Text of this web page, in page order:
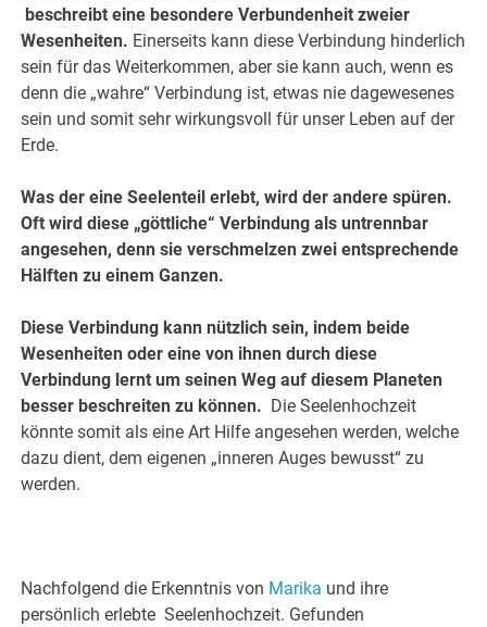
beschreibt eine besondere Verbundenheit zweier
Wesenheiten. Einerseits kann diese Verbindung hinderlich
sein für das Weiterkommen, aber sie kann auch, wenn es
denn die „wahre“ Verbindung ist, etwas nie dagewesenes
sein und somit sehr wirkungsvoll für unser Leben auf der
Erde.
Was der eine Seelenteil erlebt, wird der andere spüren.
Oft wird diese „göttliche“ Verbindung als untrennbar
angesehen, denn sie verschmelzen zwei entsprechende
Hälften zu einem Ganzen.
Diese Verbindung kann nützlich sein, indem beide
Wesenheiten oder eine von ihnen durch diese
Verbindung lernt um seinen Weg auf diesem Planeten
besser beschreiten zu können. Die Seelenhochzeit
könnte somit als eine Art Hilfe angesehen werden, welche
dazu dient, dem eigenen „inneren Auges bewusst“ zu
werden.
Nachfolgend die Erkenntnis von Marika und ihre
persönlich erlebte Seelenhochzeit. Gefunden